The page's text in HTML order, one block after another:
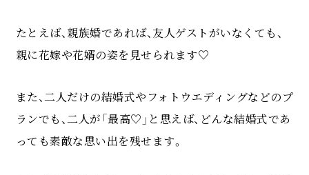
たとえば、親族婚であれば、友人ゲストがいなくても、
親に花嫁や花婿の姿を見せられます♡
また、二人だけの結婚式やフォトウエディングなどのプ
ランでも、二人が「最高♡」と思えば、どんな結婚式であ
っても素敵な思い出を残せます。